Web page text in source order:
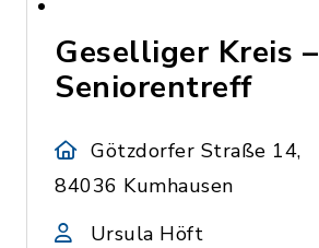
Geselliger Kreis –
Seniorentreff
Götzdorfer Straße 14,
84036 Kumhausen
Ursula Höft